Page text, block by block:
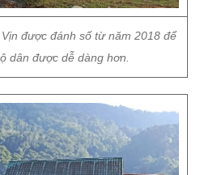
được đánh số từ năm 2018 để
dân được dễ dàng hơn.